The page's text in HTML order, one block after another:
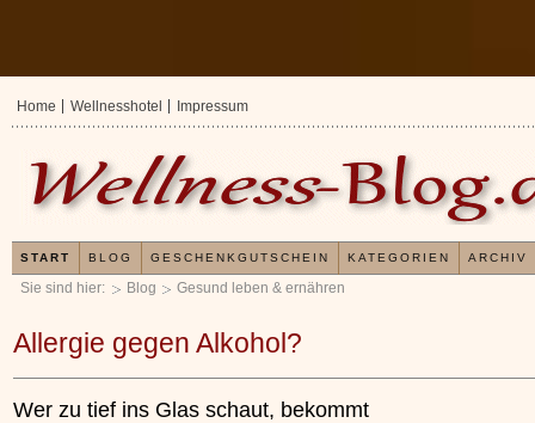
Sie sind hier: Blog Gesund leben & ernähren
Allergie gegen Alkohol?
Wer zu tief ins Glas schaut, bekommt
Home Wellnesshotel Impressum
START BLOG GESCHENKGUTSCHEIN KATEGORIEN ARCHIV